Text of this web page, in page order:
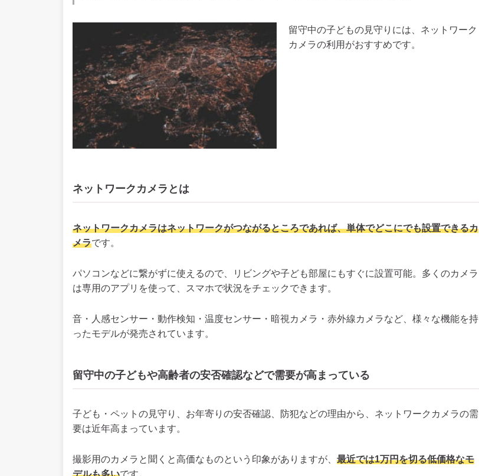
留守中の子どもの見守りには、ネットワーク
カメラの利用がおすすめです。
ネットワークカメラとは
ネットワークカメラはネットワークがつながるところであれば、単体でどこにでも設置できるカ
メラです。
パソコンなどに繋がずに使えるので、リビングや子ども部屋にもすぐに設置可能。多くのカメラ
は専用のアプリを使って、スマホで状況をチェックできます。
音・人感センサー・動作検知・温度センサー・暗視カメラ・赤外線カメラなど、様々な機能を持
ったモデルが発売されています。
留守中の子どもや高齢者の安否確認などで需要が高まっている
子ども・ペットの見守り、お年寄りの安否確認、防犯などの理由から、ネットワークカメラの需
要は近年高まっています。
撮影用のカメラと聞くと高価なものという印象がありますが、 最近では1万円を切る低価格なモ